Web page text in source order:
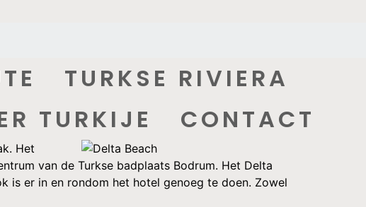
TURKSE RIVIERA
TURKIJE CONTACT
Het
van de Turkse badplaats Bodrum. Het Delta
is er in en rondom het hotel genoeg te doen. Zowel